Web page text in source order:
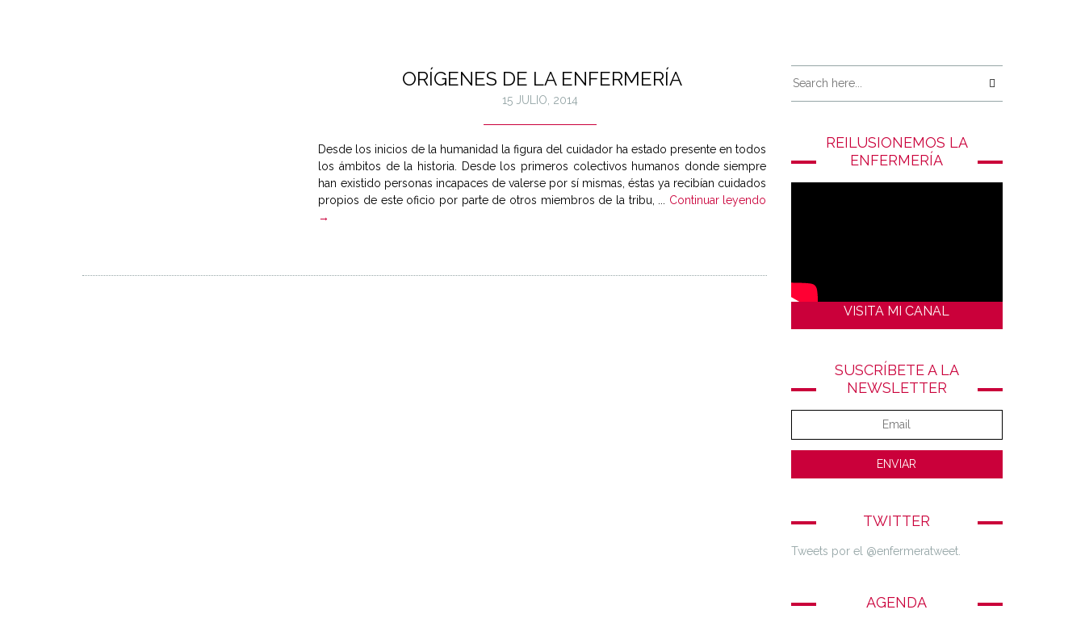
ORÍGENES DE LA ENFERMERÍA
15 JULIO, 2014
Desde los inicios de la humanidad la figura del cuidador ha estado presente en todos
los ámbitos de la historia. Desde los primeros colectivos humanos donde siempre
han existido personas incapaces de valerse por sí mismas, éstas ya recibían cuidados
propios de este oficio por parte de otros miembros de la tribu, ... Continuar leyendo
→
REILUSIONEMOS LA
ENFERMERÍA
VISITA MI CANAL
SUSCRÍBETE A LA
NEWSLETTER
TWITTER
Tweets por el @enfermeratweet.
AGENDA